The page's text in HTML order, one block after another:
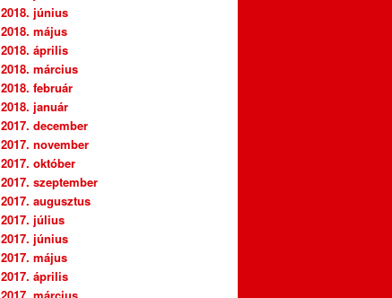
2018. június
2018. május
2018. április
2018. március
2018. február
2018. január
2017. december
2017. november
2017. október
2017. szeptember
2017. augusztus
2017. július
2017. június
2017. május
2017. április